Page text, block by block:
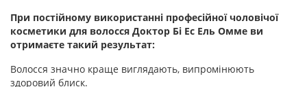
При постійному використанні професійної чоловічої
косметики для волосся Доктор Бі Ес Ель Омме ви
отримаєте такий результат:
Волосся значно краще виглядають, випромінюють
здоровий блиск.